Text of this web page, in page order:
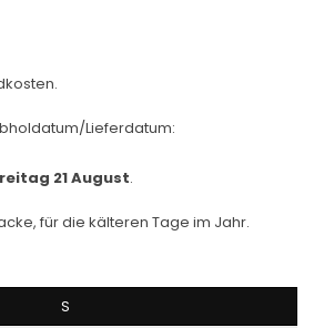
Lieferdatum:
21 August.
für die kälteren Tage im Jahr.
S